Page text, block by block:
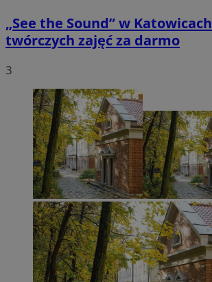
„See the Sound” w
twórczych zajęć za darmo
3